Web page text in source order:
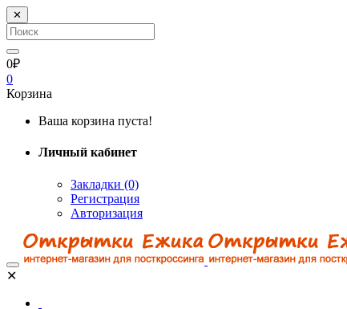
✕
0₽
0
Корзина
Ваша корзина пуста!
Личный кабинет
Закладки (0)
Регистрация
Авторизация
✕